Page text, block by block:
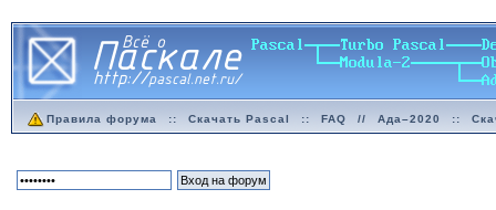
Правила форума :: Скачать Pascal :: FAQ // Ада–2020 ::